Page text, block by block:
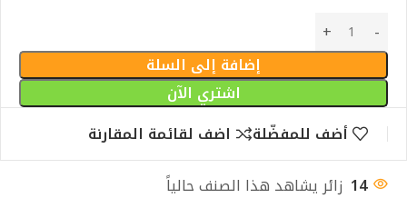
إضافة إلى السلة
اشتري الآن
أضف للمفضّلة
اضف لقائمة المقارنة
14 زائر يشاهد هذا الصنف حالياً